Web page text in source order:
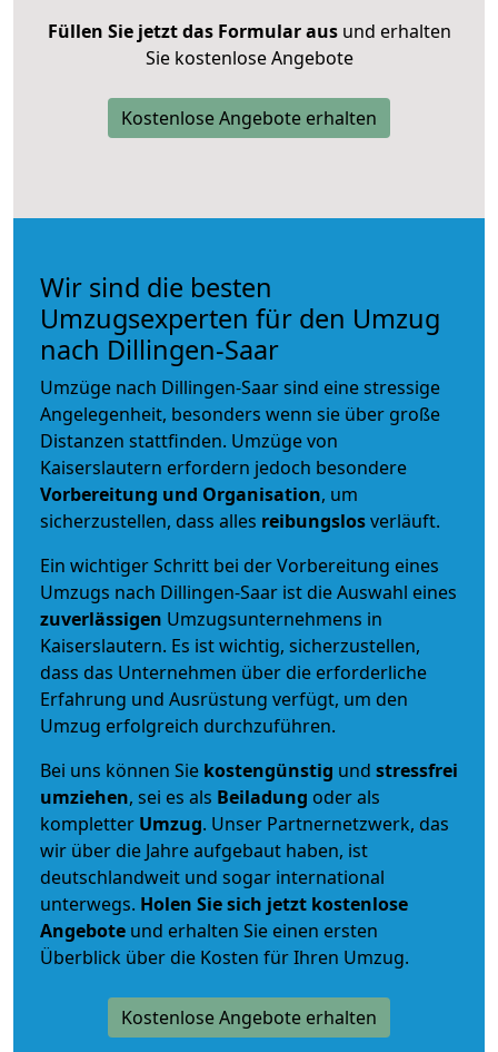
Füllen Sie jetzt das Formular ausund erhalten
Sie kostenlose Angebote
Kostenlose Angebote erhalten
Wir sind die besten
Umzugsexperten für den Umzug
nach Dillingen-Saar
Umzüge nach Dillingen-Saar sind eine stressige
Angelegenheit, besonders wenn sie über große
Distanzen stattfinden. Umzüge von
Kaiserslautern erfordern jedoch besondere
Vorbereitung und Organisation, um
sicherzustellen, dass alles reibungslosverläuft.
Ein wichtiger Schritt bei der Vorbereitung eines
Umzugs nach Dillingen-Saar ist die Auswahl eines
zuverlässigen Umzugsunternehmens in
Kaiserslautern. Es ist wichtig, sicherzustellen,
dass das Unternehmen über die erforderliche
Erfahrung und Ausrüstung verfügt, um den
Umzug erfolgreich durchzuführen.
Bei uns können Sie kostengünstig und stressfrei
umziehen, sei es als Beiladung oder als
kompletter Umzug. Unser Partnernetzwerk, das
wir über die Jahre aufgebaut haben, ist
deutschlandweit und sogar international
unterwegs. Holen Sie sich jetzt kostenlose
Angebote und erhalten Sie einen ersten
Überblick über die Kosten für Ihren Umzug.
Kostenlose Angebote erhalten